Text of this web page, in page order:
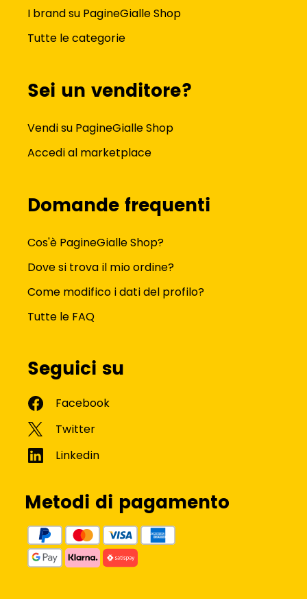
I brand su PagineGialle Shop
Tutte le categorie
Sei un venditore?
Vendi su PagineGialle Shop
Accedi al marketplace
Domande frequenti
Cos'è PagineGialle Shop?
Dove si trova il mio ordine?
Come modifico i dati del profilo?
Tutte le FAQ
Seguici su
Metodi di pagamento